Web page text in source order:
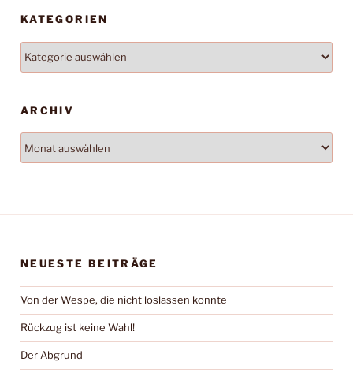
KATEGORIEN
ARCHIV
NEUESTE BEITRÄGE
Von der Wespe, die nicht loslassen konnte
Rückzug ist keine Wahl!
Der Abgrund